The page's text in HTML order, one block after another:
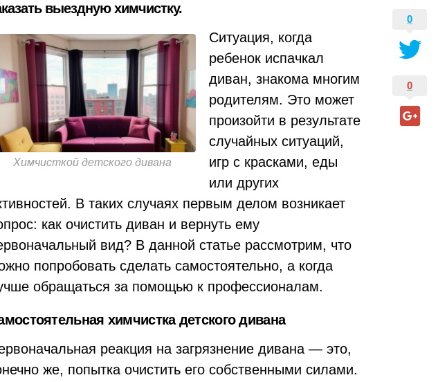
выездную химчистку.
Химчисткой детского дивана
Ситуация, когда
ребенок испачкал
диван, знакома многим
родителям. Это может
произойти в результате
случайных ситуаций,
игр с красками, еды
или других
В таких случаях первым делом возникает
как очистить диван и вернуть ему
вид? В данной статье рассмотрим, что
попробовать сделать самостоятельно, а когда
обращаться за помощью к профессионалам.
химчистка детского дивана
реакция на загрязнение дивана — это,
же, попытка очистить его собственными силами.
0
0